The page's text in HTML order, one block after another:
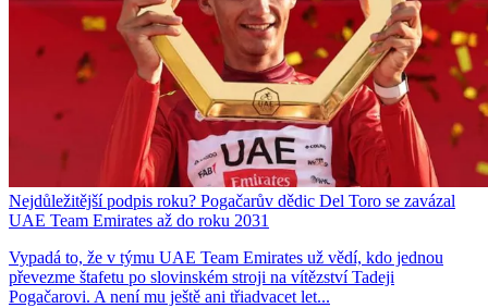
Nejdůležitější podpis roku? Pogačarův dědic Del Toro se zavázal
UAE Team Emirates až do roku 2031
Vypadá to, že v týmu UAE Team Emirates už vědí, kdo jednou
převezme štafetu po slovinském stroji na vítězství Tadeji
Pogačarovi. A není mu ještě ani třiadvacet let...